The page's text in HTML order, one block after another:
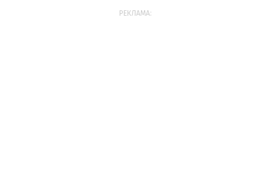
РЕКЛАМА: